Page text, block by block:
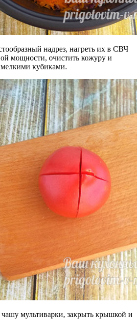
надрез, нагреть их в СВЧ
мощности, очистить кожуру и
мелкими кубиками.
мультиварки, закрыть крышкой и